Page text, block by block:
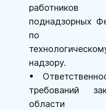
поднадзорных
по
надзору.
требований
области